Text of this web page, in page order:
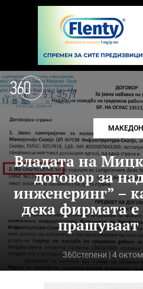
Владата на
договор за
инженеринг” –
дека фирмата
360степени| 4